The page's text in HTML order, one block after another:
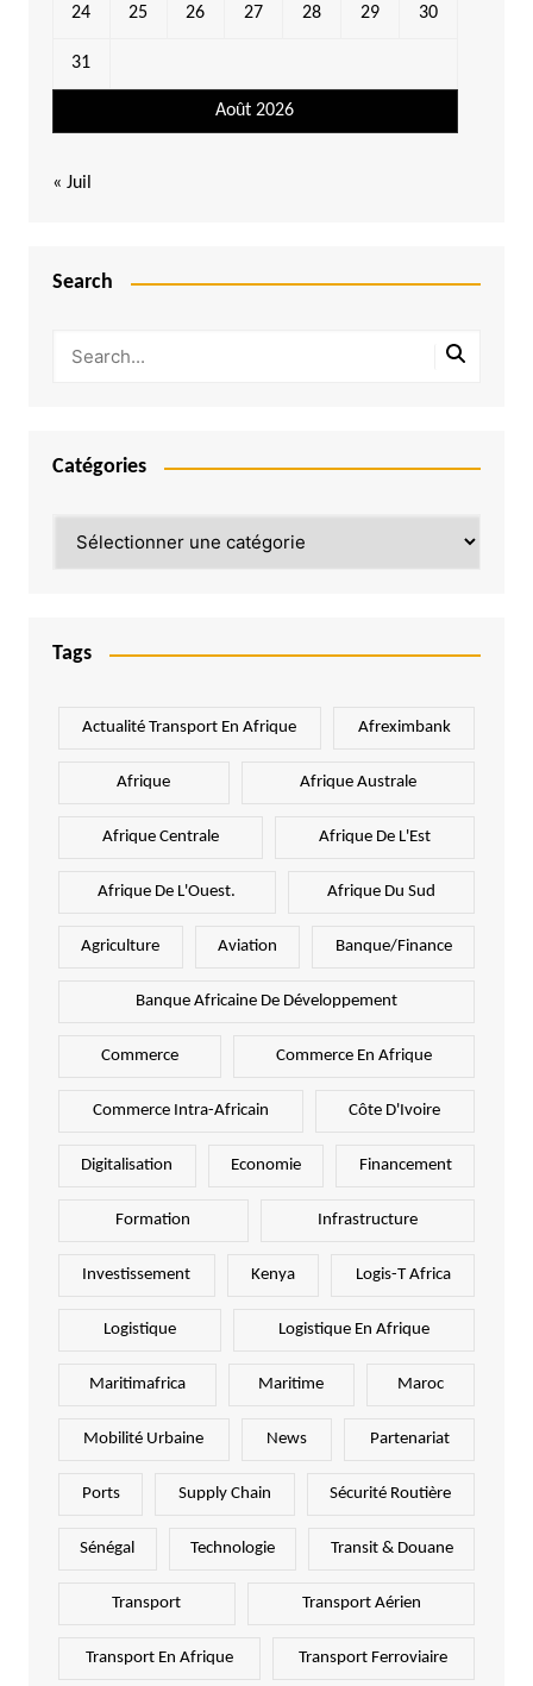
Août 2026
24 25 26 27 28 29 30
31
« Juil
Search
Catégories
Tags
Actualité Transport En Afrique Afreximbank
Afrique Afrique Australe
Afrique Centrale Afrique De L'Est
Afrique De L'Ouest. Afrique Du Sud
Agriculture Aviation Banque/Finance
Banque Africaine De Développement
Commerce Commerce En Afrique
Commerce Intra-Africain Côte D'Ivoire
Digitalisation Economie Financement
Formation Infrastructure
Investissement Kenya Logis-T Africa
Logistique Logistique En Afrique
Maritimafrica Maritime Maroc
Mobilité Urbaine News Partenariat
Ports Supply Chain Sécurité Routière
Sénégal Technologie Transit & Douane
Transport Transport Aérien
Transport En Afrique Transport Ferroviaire